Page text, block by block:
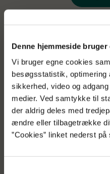
Denne hjemmeside bruger
Vi bruger egne cookies
besøgsstatistik, optimering
sikkerhed, video og
medier. Ved samtykke til
der aldrig deles med
ændre eller tilbagetrække
”Cookies” linket nederst på